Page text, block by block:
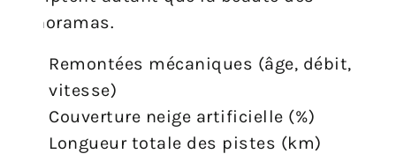
panoramas.
Remontées mécaniques (âge, débit,
vitesse)
Couverture neige artificielle (%)
Longueur totale des pistes (km)